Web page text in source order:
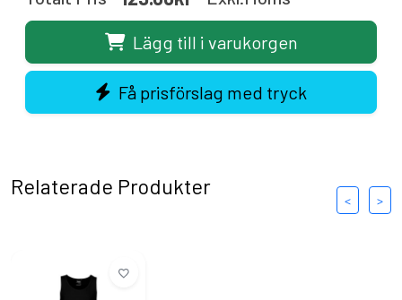
Lägg till i varukorgen
Få prisförslag med tryck
Relaterade Produkter
< >